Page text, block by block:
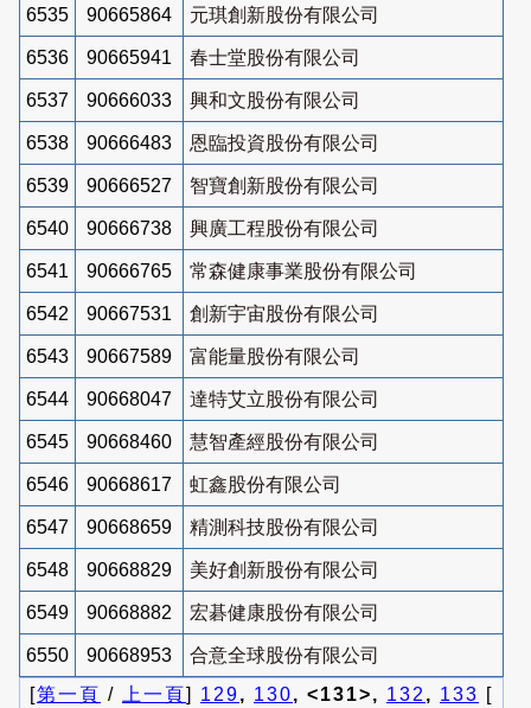
6535 90665864 元琪創新股份有限公司
6536 90665941 春士堂股份有限公司
6537 90666033 興和文股份有限公司
6538 90666483 恩臨投資股份有限公司
6539 90666527 智寶創新股份有限公司
6540 90666738 興廣工程股份有限公司
6541 90666765 常森健康事業股份有限公司
6542 90667531 創新宇宙股份有限公司
6543 90667589 富能量股份有限公司
6544 90668047 達特艾立股份有限公司
6545 90668460 慧智產經股份有限公司
6546 90668617 虹鑫股份有限公司
6547 90668659 精測科技股份有限公司
6548 90668829 美好創新股份有限公司
6549 90668882 宏碁健康股份有限公司
6550 90668953
合意全球股份有限公司
[第一頁 / 上一頁] 129, 130, <131>, 132 , 133 [